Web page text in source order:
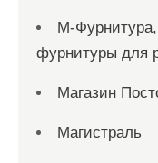
М-
фурнитуры для
Магазин
Магистраль